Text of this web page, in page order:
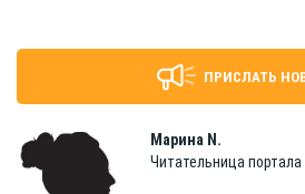
ПРИСЛАТЬ
Марина N.
Читательница